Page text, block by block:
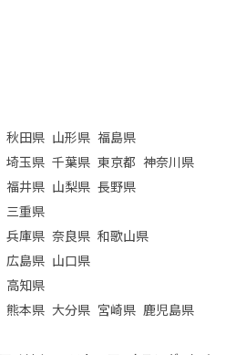
秋田県 山形県 福島県
埼玉県 千葉県 東京都 神奈川県
福井県 山梨県 長野県
三重県
兵庫県 奈良県 和歌山県
広島県 山口県
高知県
熊本県 大分県 宮崎県 鹿児島県